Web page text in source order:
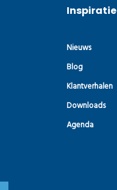
Inspiratie
Nieuws
Blog
Klantverhalen
Downloads
Agenda